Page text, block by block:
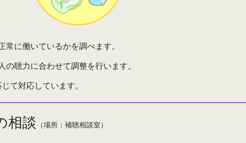
常に働いているかを調べます。
の聴力に合わせて調整を行います。
て対応しています。
相談 （場所：補聴相談室）